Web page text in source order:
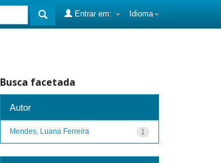
Idioma
Entrar em:
Busca facetada
Autor
1
Mendes, Luana Ferreira